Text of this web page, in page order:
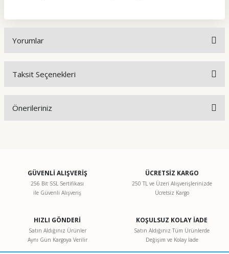
Yorumlar
Taksit Seçenekleri
Önerileriniz
Görüş ve önerileriniz için teşekkür ederiz.
Ürün resmi kalitesiz, bozuk veya görüntülenemiyor.
Ürün bilgilerinde hatalar bulunuyor.
Ürün fiyatı diğer sitelerden daha pahalı.
GÜVENLİ ALIŞVERİŞ
256 Bit SSL Sertifikası
ile Güvenli Alışveriş
ÜCRETSİZ KARGO
250 TL ve Üzeri Alışverişlerinizde
Ücretsiz Kargo
HIZLI GÖNDERİ
Satın Aldığınız Ürünler
Aynı Gün Kargoya Verilir
KOŞULSUZ KOLAY İADE
Satın Aldığınız Tüm Ürünlerde
Değişim ve Kolay İade